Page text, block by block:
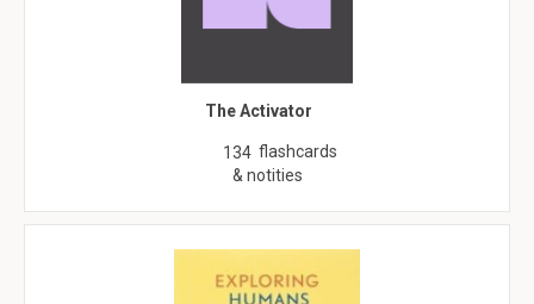
The Activator
134 flashcards
& notities